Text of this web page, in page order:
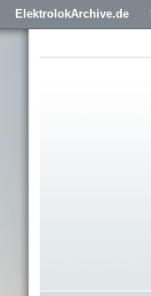
ElektrolokArchive.de